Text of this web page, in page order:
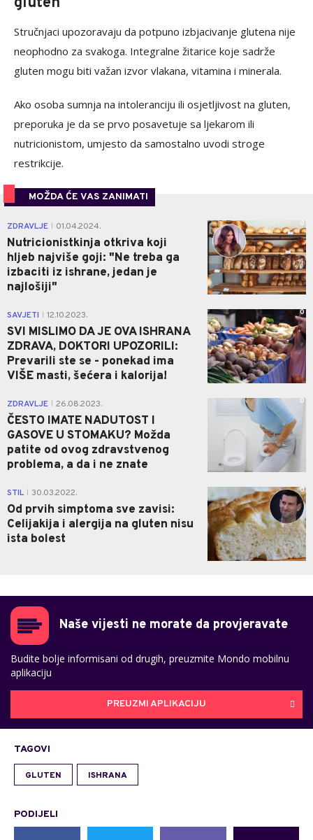
Stručnjaci upozoravaju da potpuno izbjacivanje glutena nije
neophodno za svakoga. Integralne žitarice koje sadrže
gluten mogu biti važan izvor vlakana, vitamina i minerala.
Ako osoba sumnja na intoleranciju ili osjetljivost na gluten,
preporuka je da se prvo posavetuje sa ljekarom ili
nutricionistom, umjesto da samostalno uvodi stroge
restrikcije.
MOŽDA ĆE VAS ZANIMATI
ZDRAVLJE 01.04.2024.
Nutricionistkinja otkriva koji
hljeb najviše goji: "Ne treba ga
izbaciti iz ishrane, jedan je
najlošiji"
0
SAVJETI 12.10.2023.
SVI MISLIMO DA JE OVA ISHRANA
ZDRAVA, DOKTORI UPOZORILI:
Prevarili ste se - ponekad ima
VIŠE masti, šećera i kalorija!
0
ZDRAVLJE 26.08.2023.
ČESTO IMATE NADUTOST I
GASOVE U STOMAKU? Možda
patite od ovog zdravstvenog
problema, a da i ne znate
0
STIL 30.03.2022.
Od prvih simptoma sve zavisi:
Celijakija i alergija na gluten nisu
ista bolest
0
Naše vijesti ne morate da provjeravate
Budite bolje informisani od drugih, preuzmite Mondo mobilnu
aplikaciju
PREUZMI APLIKACIJU
TAGOVI
GLUTEN ISHRANA
PODIJELI